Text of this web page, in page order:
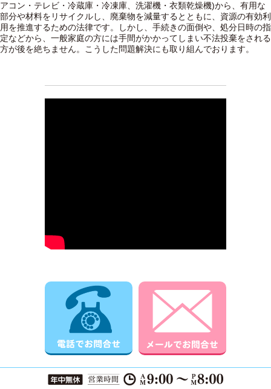
アコン・テレビ・冷蔵庫・冷凍庫、洗濯機・衣類乾燥機)から、有用な
部分や材料をリサイクルし、廃棄物を減量するとともに、資源の有効利
用を推進するための法律です。しかし、手続きの面倒や、処分日時の指
定などから、一般家庭の方には手間がかかってしまい不法投棄をされる
方が後を絶ちません。こうした問題解決にも取り組んでおります。
電話でお問合せ